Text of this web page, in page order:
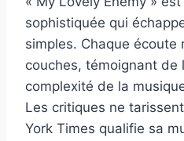
sophistiquée qui
simples. Chaque écoute
couches, témoignant
complexité de la
Les critiques ne
York Times qualifie sa